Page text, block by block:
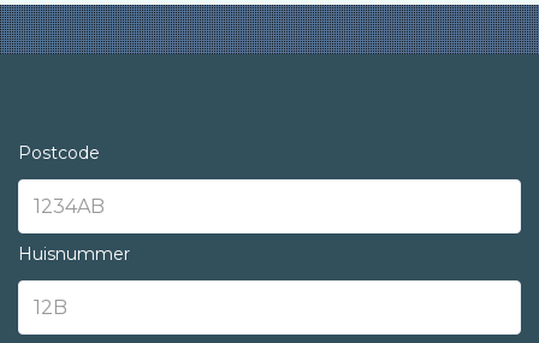
Postcode
Huisnummer